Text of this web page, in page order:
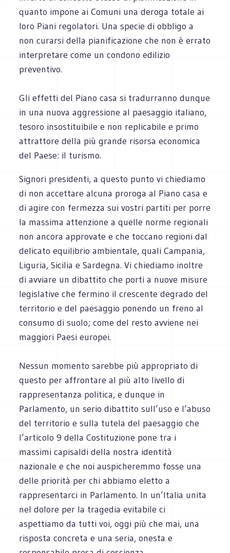
quanto impone ai Comuni una deroga totale ai
loro Piani regolatori. Una specie di obbligo a
non curarsi della pianificazione che non è errato
interpretare come un condono edilizio
preventivo.
Gli effetti del Piano casa si tradurranno dunque
in una nuova aggressione al paesaggio italiano,
tesoro insostituibile e non replicabile e primo
attrattore della più grande risorsa economica
del Paese: il turismo.
Signori presidenti, a questo punto vi chiediamo
di non accettare alcuna proroga al Piano casa e
di agire con fermezza sui vostri partiti per porre
la massima attenzione a quelle norme regionali
non ancora approvate e che toccano regioni dal
delicato equilibrio ambientale, quali Campania,
Liguria, Sicilia e Sardegna. Vi chiediamo inoltre
di avviare un dibattito che porti a nuove misure
legislative che fermino il crescente degrado del
territorio e del paesaggio ponendo un freno al
consumo di suolo; come del resto avviene nei
maggiori Paesi europei.
Nessun momento sarebbe più appropriato di
questo per affrontare al più alto livello di
rappresentanza politica, e dunque in
Parlamento, un serio dibattito sull’uso e l’abuso
del territorio e sulla tutela del paesaggio che
l’articolo 9 della Costituzione pone tra i
massimi capisaldi della nostra identità
nazionale e che noi auspicheremmo fosse una
delle priorità per chi abbiamo eletto a
rappresentarci in Parlamento. In un’Italia unita
nel dolore per la tragedia evitabile ci
aspettiamo da tutti voi, oggi più che mai, una
risposta concreta e una seria, onesta e